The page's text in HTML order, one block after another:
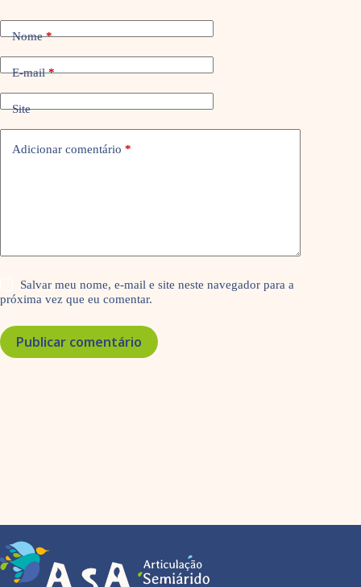
Nome*
E-mail*
Site
Adicionar comentário *
Salvar meu nome, e-mail e site neste navegador para a
próxima vez que eu comentar.
Publicar comentário